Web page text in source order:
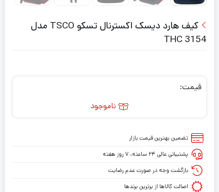
کیف هارد دیسک اکسترنال تسکو TSCO مدل
THC 3154
قیمت:
ناموجود
تضمین بهترین قیمت بازار
پشتیبانی عالی ۲۴ ساعته، ۷ روز هفته
بازگشت وجه در صورت عدم رضایت
اصالت کالاها از برترین برندها